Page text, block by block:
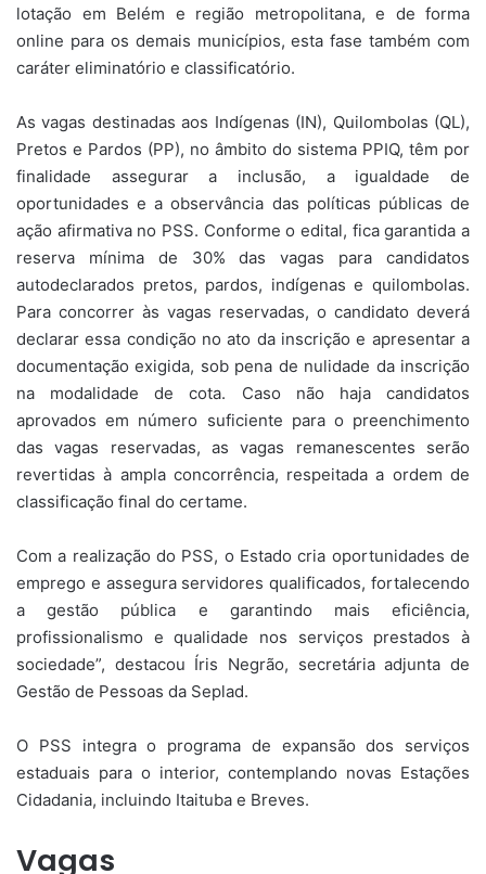
lotação em Belém e região metropolitana, e de forma
online para os demais municípios, esta fase também com
caráter eliminatório e classificatório.
As vagas destinadas aos Indígenas (IN), Quilombolas (QL),
Pretos e Pardos (PP), no âmbito do sistema PPIQ, têm por
finalidade assegurar a inclusão, a igualdade de
oportunidades e a observância das políticas públicas de
ação afirmativa no PSS. Conforme o edital, fica garantida a
reserva mínima de 30% das vagas para candidatos
autodeclarados pretos, pardos, indígenas e quilombolas.
Para concorrer às vagas reservadas, o candidato deverá
declarar essa condição no ato da inscrição e apresentar a
documentação exigida, sob pena de nulidade da inscrição
na modalidade de cota. Caso não haja candidatos
aprovados em número suficiente para o preenchimento
das vagas reservadas, as vagas remanescentes serão
revertidas à ampla concorrência, respeitada a ordem de
classificação final do certame.
Com a realização do PSS, o Estado cria oportunidades de
emprego e assegura servidores qualificados, fortalecendo
a gestão pública e garantindo mais eficiência,
profissionalismo e qualidade nos serviços prestados à
sociedade”, destacou Íris Negrão, secretária adjunta de
Gestão de Pessoas da Seplad.
O PSS integra o programa de expansão dos serviços
estaduais para o interior, contemplando novas Estações
Cidadania, incluindo Itaituba e Breves.
Vagas